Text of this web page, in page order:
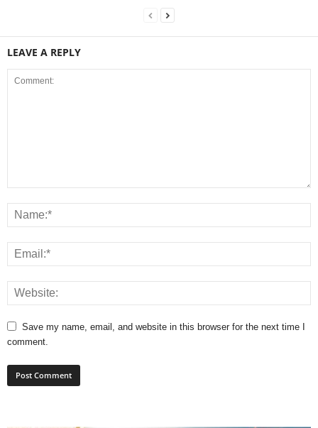
LEAVE A REPLY
Save my name, email, and website in this browser for the next time I
comment.